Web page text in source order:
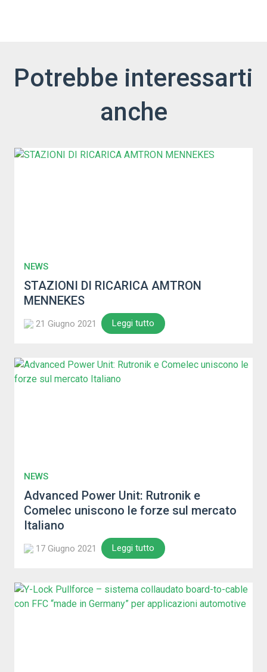
Potrebbe interessarti
anche
NEWS
STAZIONI DI RICARICA AMTRON
MENNEKES
21 Giugno 2021 Leggi tutto
NEWS
Advanced Power Unit: Rutronik e
Comelec uniscono le forze sul mercato
Italiano
17 Giugno 2021 Leggi tutto